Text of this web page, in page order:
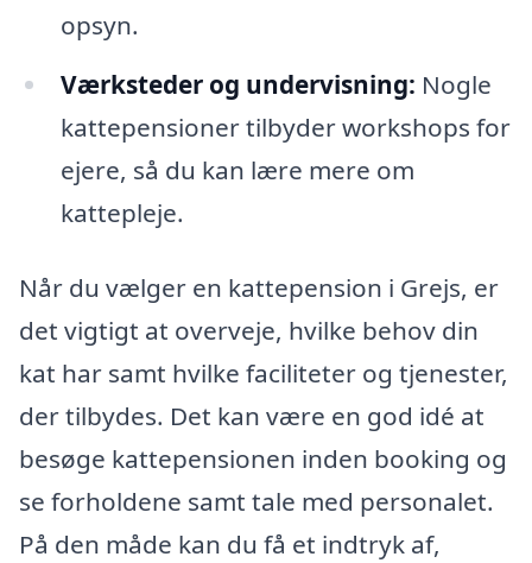
opsyn.
Værksteder og undervisning: Nogle
kattepensioner tilbyder workshops for
ejere, så du kan lære mere om
kattepleje.
Når du vælger en kattepension i Grejs, er
det vigtigt at overveje, hvilke behov din
kat har samt hvilke faciliteter og tjenester,
der tilbydes. Det kan være en god idé at
besøge kattepensionen inden booking og
se forholdene samt tale med personalet.
På den måde kan du få et indtryk af,